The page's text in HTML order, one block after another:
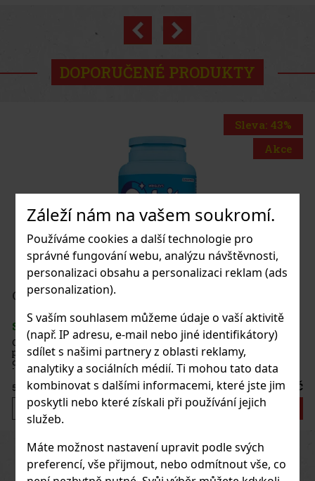
Záleží nám na vašem soukromí.
Používáme cookies a další technologie pro
správné fungování webu, analýzu návštěvnosti,
personalizaci obsahu a personalizaci reklam (ads
personalization).
S vaším souhlasem můžeme údaje o vaší aktivitě
(např. IP adresu, e-mail nebo jiné identifikátory)
sdílet s našimi partnery z oblasti reklamy,
analytiky a sociálních médií. Ti mohou tato data
kombinovat s dalšími informacemi, které jste jim
poskytli nebo které získali při používání jejich
služeb.
Máte možnost nastavení upravit podle svých
preferencí, vše přijmout, nebo odmítnout vše, co
Gummy White Peach 65g
bez DPH
Do košíku
Novinka
Previous
DOPORUČENÉ PRODUKTY
Sleva: 43%
Peppermint dražé dóza 64 g
(> 5 ks)
Peppermint jsou dražé bez cukru s intenzivní mátovou
která zajišťuje dlouhotrvající svěžest dechu. Praktická
46 kusy s uzavíratelným víčkem je ideální do auta,
i na cesty, takže budete mít žvýkačky vždy po ruce. Žvý
DPH 57 Kč
Do košíku
Sleva: 43%
Akce
PreviousNext